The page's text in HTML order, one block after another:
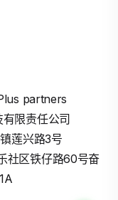
partners
限责任公司
莲兴路3号
社区铁仔路60号奋